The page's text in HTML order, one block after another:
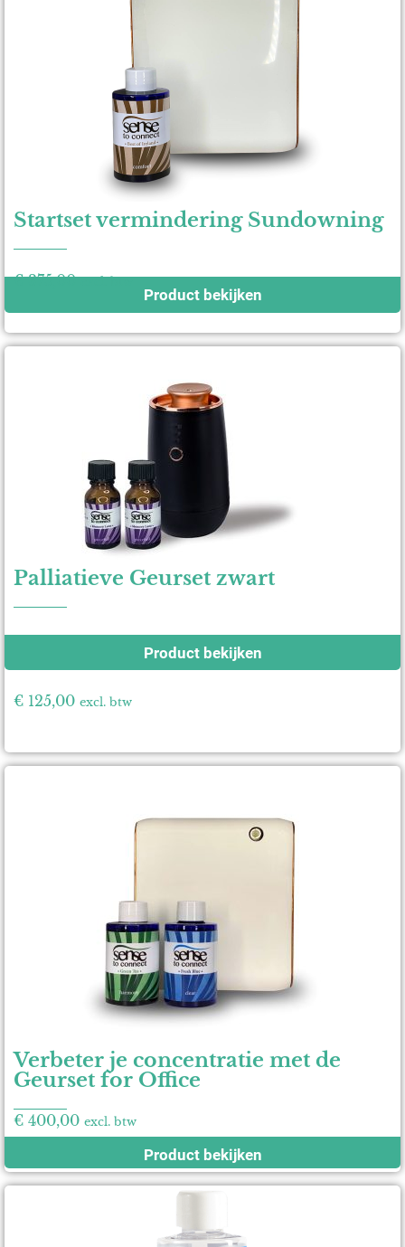
Startset vermindering Sundowning
€375,00
Product bekijken
Palliatieve Geurset zwart
€ 125,00 excl. btw
Product bekijken
Verbeter je concentratie met de
Geurset for Office
€ 400,00 excl. btw
Product bekijken